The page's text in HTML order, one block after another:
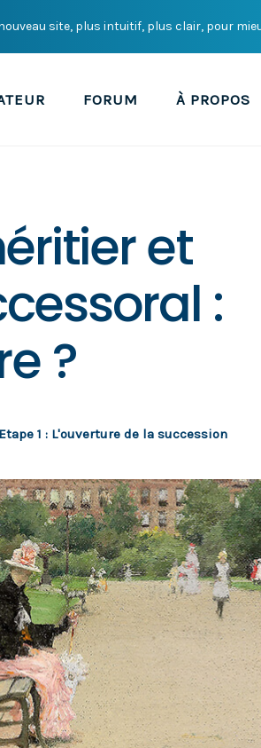
site, plus intuitif, plus clair, pour
FORUM À PROPOS
et
:
?
Etape 1 : L'ouverture de la succession